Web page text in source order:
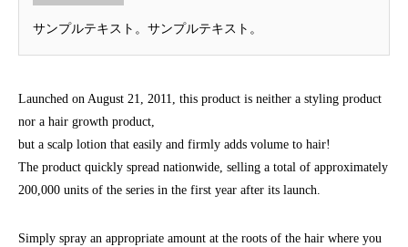
サンプルテキスト。サンプルテキスト。
Launched on August 21, 2011, this product is neither a styling product
nor a hair growth product,
but a scalp lotion that easily and firmly adds volume to hair!
The product quickly spread nationwide, selling a total of approximately
200,000 units of the series in the first year after its launch.
Simply spray an appropriate amount at the roots of the hair where you